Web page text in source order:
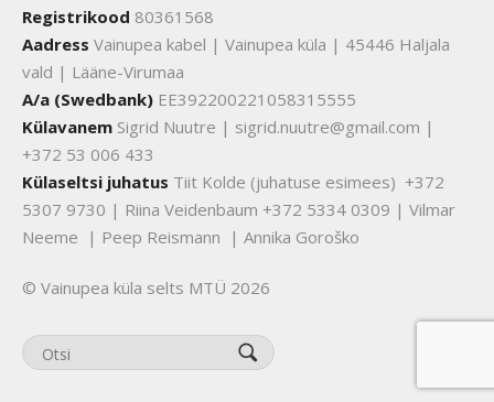
Registrikood 80361568
Aadress Vainupea kabel | Vainupea küla | 45446 Haljala
vald | Lääne-Virumaa
A/a (Swedbank) EE392200221058315555
Külavanem Sigrid Nuutre | sigrid.nuutre@gmail.com |
+372 53 006 433
Külaseltsi juhatus Tiit Kolde (juhatuse esimees) +372
5307 9730 | Riina Veidenbaum +372 5334 0309 | Vilmar
Neeme | Peep Reismann | Annika Goroško
© Vainupea küla selts MTÜ 2026